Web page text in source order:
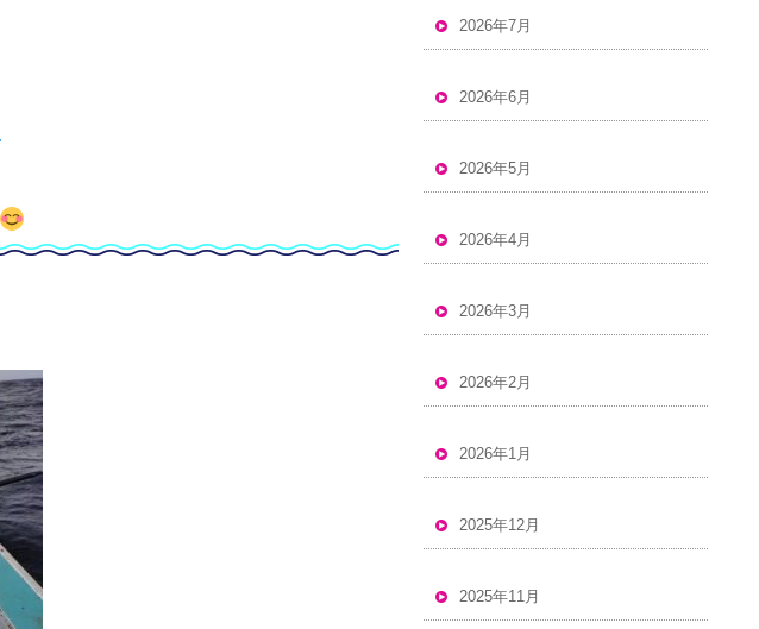
2026年7月
2026年6月
2026年5月
2026年4月
2026年3月
2026年2月
2026年1月
2025年12月
2025年11月